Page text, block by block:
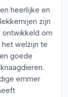
heerlijke en
zijn
ontwikkeld om
welzijn te
goede
emmer